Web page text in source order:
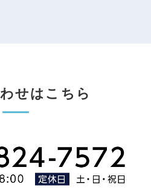
せはこちら